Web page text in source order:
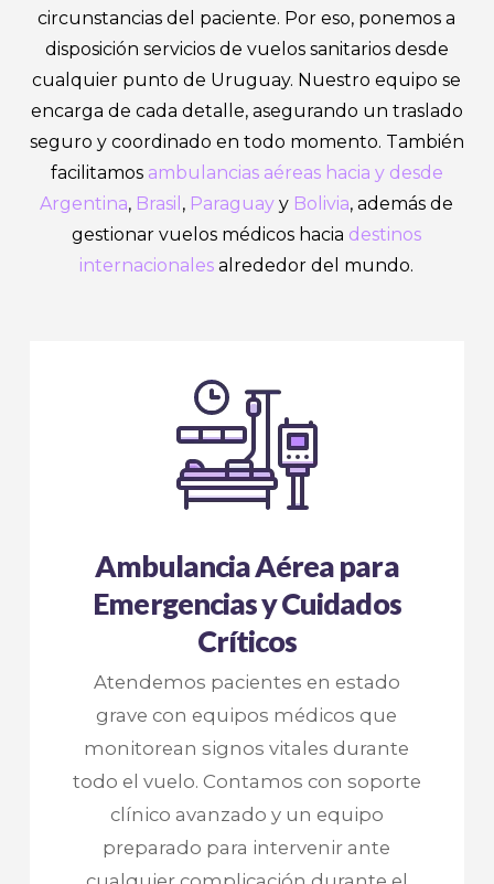
circunstancias del paciente. Por eso, ponemos a
disposición servicios de vuelos sanitarios desde
cualquier punto de Uruguay. Nuestro equipo se
encarga de cada detalle, asegurando un traslado
seguro y coordinado en todo momento. También
facilitamos ambulancias aéreas hacia y desde
Argentina, Brasil , Paraguay y Bolivia, además de
gestionar vuelos médicos hacia destinos
internacionales alrededor del mundo.
Ambulancia Aérea para
Emergencias y Cuidados
Críticos
Atendemos pacientes en estado
grave con equipos médicos que
monitorean signos vitales durante
todo el vuelo. Contamos con soporte
clínico avanzado y un equipo
preparado para intervenir ante